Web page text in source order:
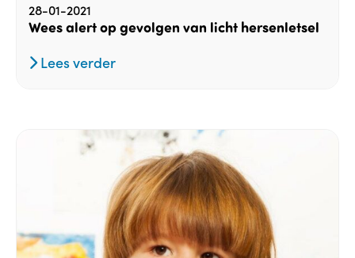
28-01-2021
Wees alert op gevolgen van licht hersenletsel
Lees verder